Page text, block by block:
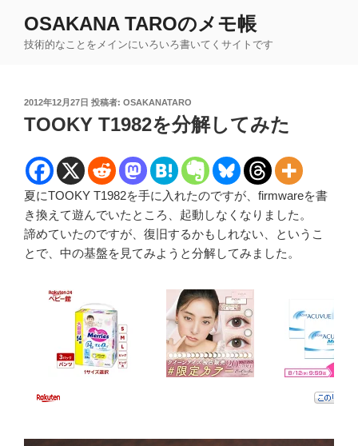
OSAKANA TAROのメモ帳
技術的なことをメインにいろいろ書いてくサイトです
投
稿
日:
2012年12月27日 投稿者: OSAKANATARO
TOOKY T1982を分解してみた
夏にTOOKY T1982を手に入れたのですが、firmwareを書
き換えて遊んでいたところ、起動しなくなりました。
諦めていたのですが、復旧するかもしれない、というこ
とで、中の基盤を見てみようと分解してみました。